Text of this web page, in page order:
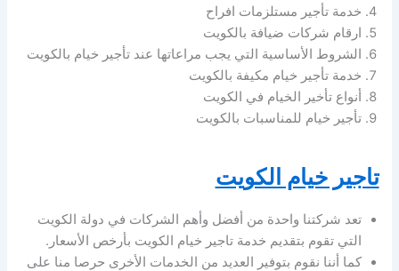
خدمة تأجير مستلزمات افراح
ارقام شركات ضيافة بالكويت
الشروط الأساسية التي يجب مراعاتها عند تأجير خيام بالكويت
خدمة تأجير خيام مكيفة بالكويت
أنواع تأخير الخيام في الكويت
تأجير خيام للمناسبات بالكويت
تاجير خيام الكويت
تعد شركتنا واحدة من أفضل وأهم الشركات في دولة الكويت
التي تقوم بتقديم خدمة تاجير خيام الكويت بأرخص الأسعار.
كما أننا نقوم بتوفير العديد من الخدمات الأخرى حرصا منا على